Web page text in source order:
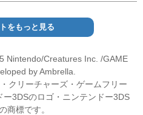
をもっと見る
Nintendo/Creatures Inc. /GAME
by Ambrella.
クリーチャーズ・ゲームフリー
3DSのロゴ・ニンテンドー3DS
商標です。